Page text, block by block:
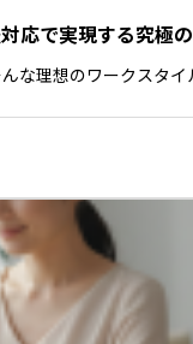
応で実現する究極
な理想のワークスタ